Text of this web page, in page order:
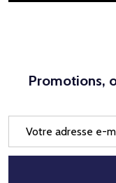
Promotions,
mail